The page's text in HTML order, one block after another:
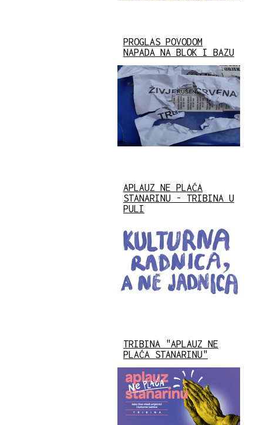
PROGLAS POVODOM
NAPADA NA BLOK I BAZU
APLAUZ NE PLAĆA
STANARINU - TRIBINA U
PULI
TRIBINA "APLAUZ NE
PLAĆA STANARINU"